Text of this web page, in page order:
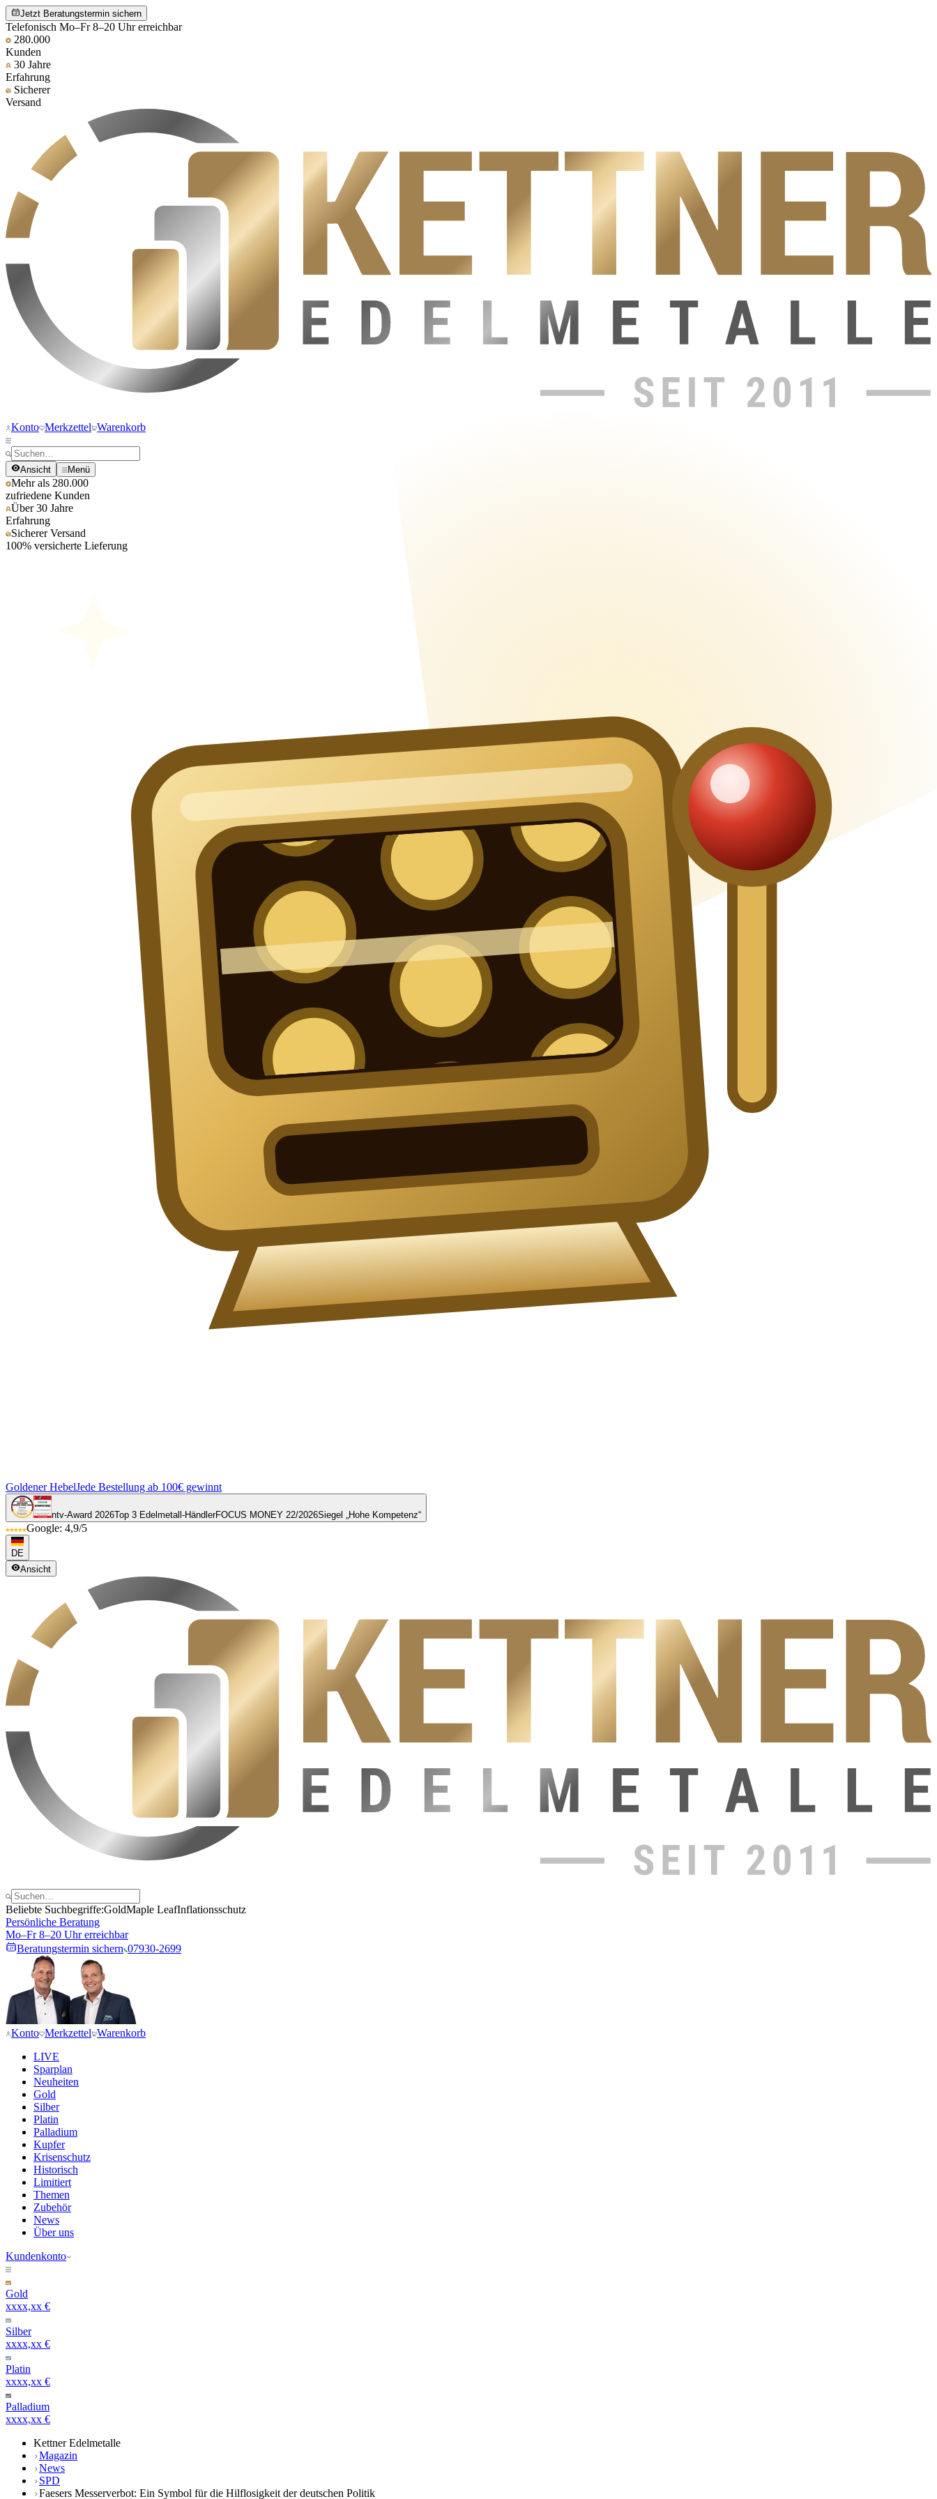
Jetzt Beratungstermin sichern
Telefonisch Mo–Fr 8–20 Uhr erreichbar
280.000
Kunden
30 Jahre
Erfahrung
Sicherer
Versand
Konto Merkzettel Warenkorb
Ansicht Menü
Mehr als 280.000
zufriedene Kunden
Über 30 Jahre
Erfahrung
Sicherer Versand
100% versicherte Lieferung
Goldener HebelJede Bestellung ab 100€ gewinnt
ntv-Award 2026Top 3 Edelmetall-HändlerFOCUS MONEY 22/2026Siegel „Hohe Kompetenz“
Google: 4,9/5
DE
Ansicht
Beliebte Suchbegriffe:GoldMaple LeafInflationsschutz
Persönliche Beratung
Mo–Fr 8–20 Uhr erreichbar
Beratungstermin sichern 07930-2699
Konto Merkzettel Warenkorb
LIVE
Sparplan
Neuheiten
Gold
Silber
Platin
Palladium
Kupfer
Krisenschutz
Historisch
Limitiert
Themen
Zubehör
News
Über uns
Kundenkonto
Gold
xxxx,xx €
Silber
xxxx,xx €
Platin
xxxx,xx €
Palladium
xxxx,xx €
Kettner Edelmetalle
Magazin
News
SPD
Faesers Messerverbot: Ein Symbol für die Hilflosigkeit der deutschen Politik